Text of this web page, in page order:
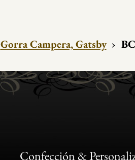
Gorra Campera, Gatsby ›
Confección &